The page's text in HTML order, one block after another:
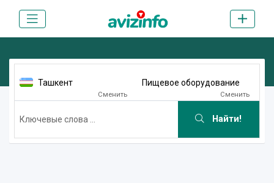
Ташкент
Сменить
Пищевое оборудование
Сменить
Найти!